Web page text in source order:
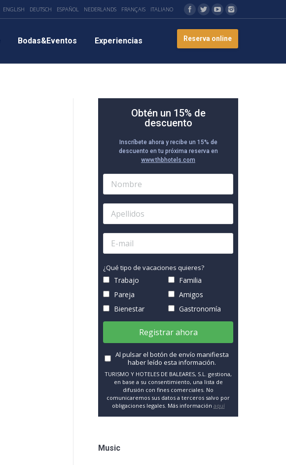
ENGLISH DEUTSCH ESPAÑOL NEDERLANDS FRANÇAIS ITALIANO
Bodas&Eventos Experiencias Reserva online
Obtén un 15% de
descuento
Inscríbete ahora y recibe un 15% de
descuento en tu próxima reserva en
www.thbhotels.com
¿Qué tipo de vacaciones quieres?
Trabajo
Familia
Pareja
Amigos
Bienestar
Gastronomía
Registrar ahora
Al pulsar el botón de envío manifiesta
haber leído esta información.
TURISMO Y HOTELES DE BALEARES, S.L. gestiona,
en base a su consentimiento, una lista de
difusión con fines comerciales. No
comunicaremos sus datos a terceros salvo por
obligaciones legales. Más información aquí
Music